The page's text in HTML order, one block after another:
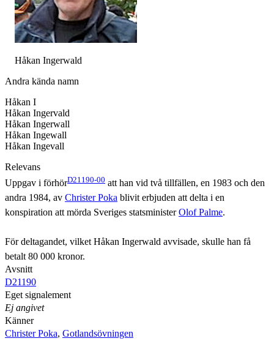
Håkan Ingerwald
Andra kända namn
Håkan I
Håkan Ingervald
Håkan Ingerwall
Håkan Ingewall
Håkan Ingevall
Relevans
Uppgav i förhörD21190-00 att han vid två tillfällen, en 1983 och den
andra 1984, av Christer Poka blivit erbjuden att delta i en
konspiration att mörda Sveriges statsministerOlof Palme.
För deltagandet, vilket Håkan Ingerwald avvisade, skulle han få
betalt 80 000 kronor.
Avsnitt
D21190
Eget signalement
Ej angivet
Känner
Christer Poka, Gotlandsövningen